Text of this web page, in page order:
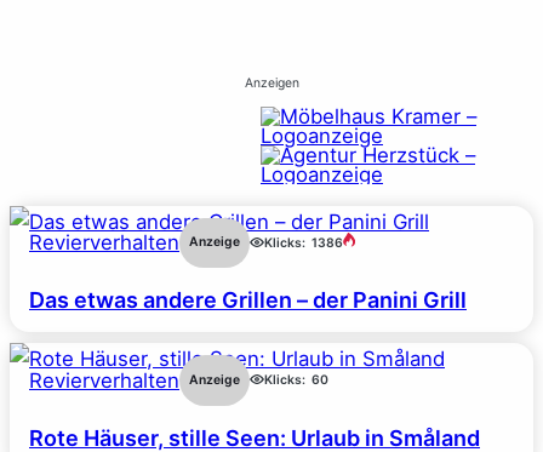
Anzeigen
Revierverhalten Anzeige Klicks: 1386
Das etwas andere Grillen – der Panini Grill
Revierverhalten Anzeige Klicks: 60
Rote Häuser, stille Seen: Urlaub in Småland